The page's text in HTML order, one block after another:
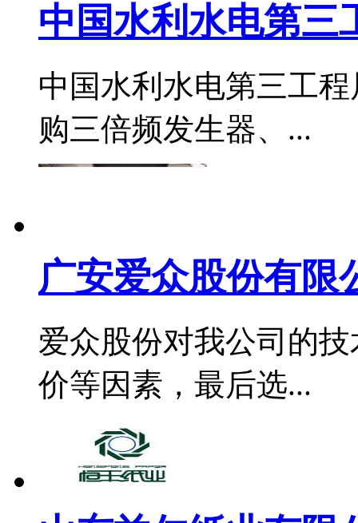
中国水利水电第三
中国水利水电第三工
购三倍频发生器、...
广安爱众股份有限
爱众股份对我公司的
价等因素，最后选...